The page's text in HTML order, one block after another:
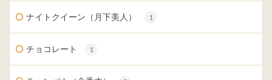
ナイトクイーン（月下美人） 1
チョコレート 1